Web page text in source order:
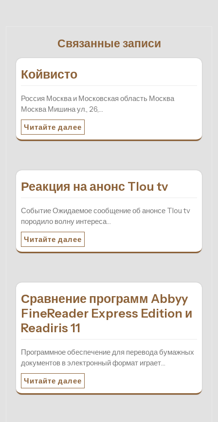
Связанные записи
Койвисто
Россия Москва и Московская область Москва
Москва Мишина ул., 26,…
Читайте далее
Реакция на анонс Tlou tv
Событие Ожидаемое сообщение об анонсе Tlou tv
породило волну интереса…
Читайте далее
Сравнение программ Abbyy
FineReader Express Edition и
Readiris 11
Программное обеспечение для перевода бумажных
документов в электронный формат играет…
Читайте далее